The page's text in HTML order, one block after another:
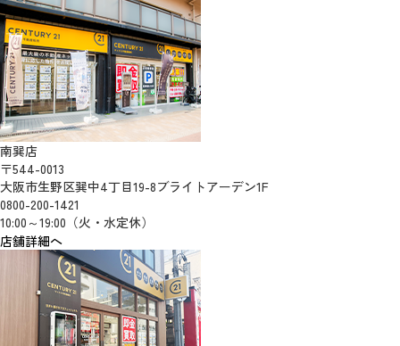
南巽店
〒544-0013
大阪市生野区巽中4丁目19-8ブライトアーデン1F
0800-200-1421
10:00～19:00（火・水定休）
店舗詳細へ